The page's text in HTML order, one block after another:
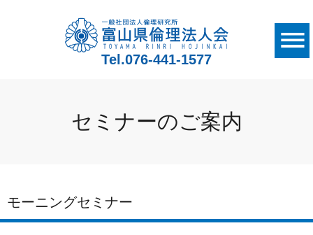
Tel.076-441-1577
セミナーのご案内
モーニングセミナー